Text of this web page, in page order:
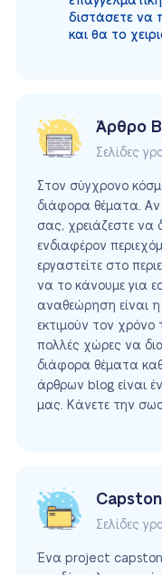
διστάσετε να
και θα το
Άρθρο
Σελίδες
Στον σύγχρονο
διάφορα θέματα.
σας, χρειάζεστε να
ενδιαφέρον
εργαστείτε στο
να το κάνουμε για
αναθεώρηση είναι η
εκτιμούν τον
πολλές χώρες να
διάφορα θέματα
άρθρων blog είναι
μας. Κάνετε την
Σελίδες
Ένα project